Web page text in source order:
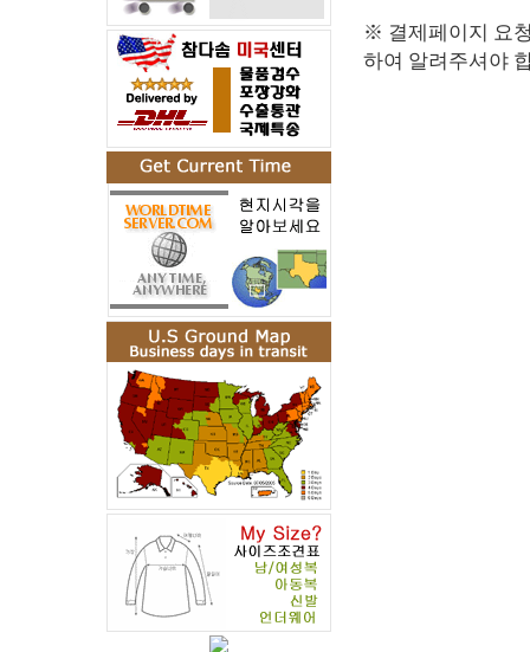
※ 결제페이지 요
하여 알려주셔야